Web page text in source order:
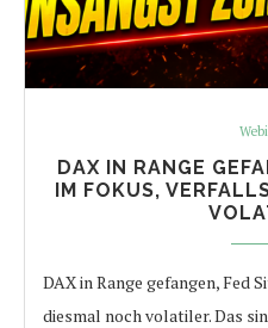
DAX IN RANGE
IM FOKUS,
DAX in Range gefangen, Fed
diesmal noch volatiler. Das